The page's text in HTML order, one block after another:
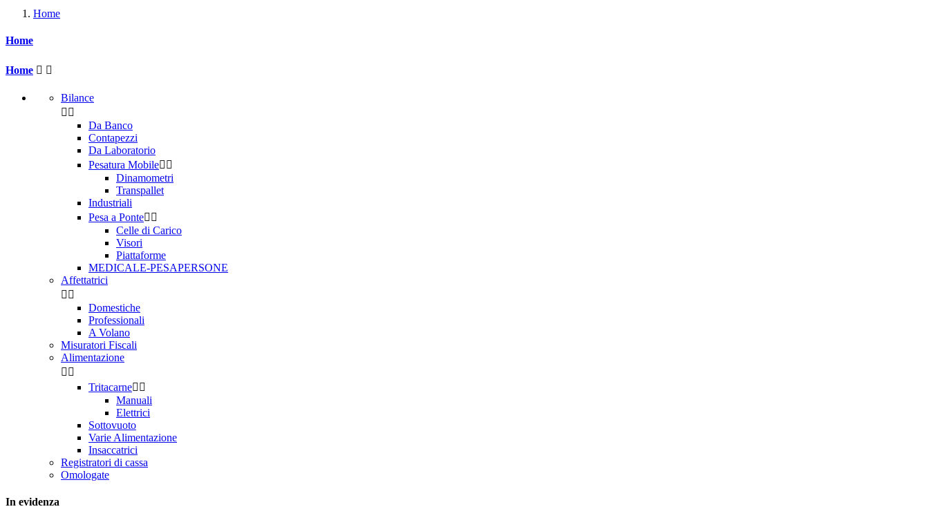
Home
Home
Home  
Bilance
 
Da Banco
Contapezzi
Da Laboratorio
Pesatura Mobile 
Dinamometri
Transpallet
Industriali
Pesa a Ponte 
Celle di Carico
Visori
Piattaforme
MEDICALE-PESAPERSONE
Affettatrici
 
Domestiche
Professionali
A Volano
Misuratori Fiscali
Alimentazione
 
Tritacarne 
Manuali
Elettrici
Sottovuoto
Varie Alimentazione
Insaccatrici
Registratori di cassa
Omologate
In evidenza